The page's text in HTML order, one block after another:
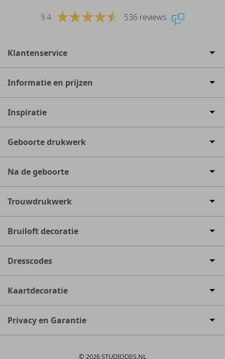
9.4 536 reviews
Klantenservice
Informatie en prijzen
Inspiratie
Geboorte drukwerk
Na de geboorte
Trouwdrukwerk
Bruiloft decoratie
Dresscodes
Kaartdecoratie
Privacy en Garantie
© 2026 STUDIODIJS.NL